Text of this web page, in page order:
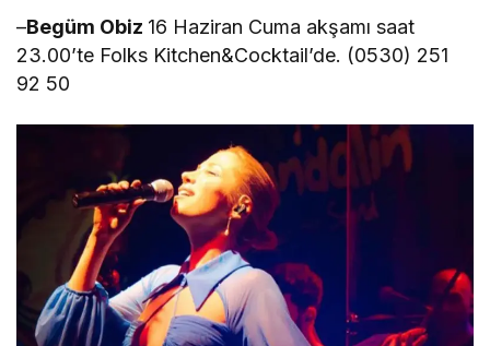
–Begüm Obiz 16 Haziran Cuma akşamı saat
23.00’te Folks Kitchen&Cocktail’de. (0530) 251
92 50